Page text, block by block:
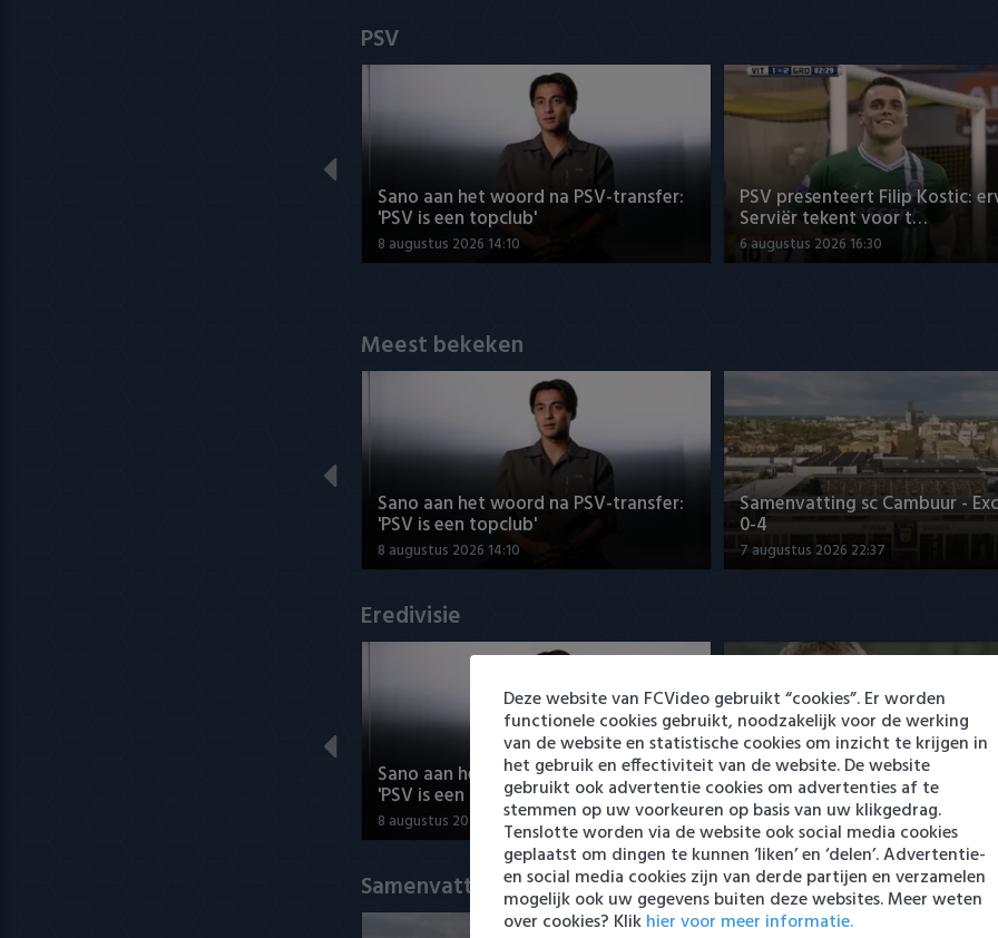
PSV
Sano aan het woord na PSV-transfer:
'PSV is een topclub'
8 augustus 2026 14:10
PSV presenteert Filip Kostic:
Serviër tekent voor t…
6 augustus 2026 16:30
Meest bekeken
Sano aan het woord na PSV-transfer:
'PSV is een topclub'
8 augustus 2026 14:10
Samenvatting sc Cambuur -
0-4
7 augustus 2026 22:37
Eredivisie
Sano aan het woord na PSV-transfer:
'PSV is een topclub'
8 augustus 2026 14:10
Nabeschouwing Cambuur-
met Plat en Amofa
8 augustus 2026 10:45
Samenvattingen Eredivisie
Deze website van FCVideo gebruikt “cookies”. Er worden
functionele cookies gebruikt, noodzakelijk voor de werking
van de website en statistische cookies om inzicht te krijgen in
het gebruik en effectiviteit van de website. De website
gebruikt ook advertentie cookies om advertenties af te
stemmen op uw voorkeuren op basis van uw klikgedrag.
Tenslotte worden via de website ook social media cookies
geplaatst om dingen te kunnen ‘liken’ en ‘delen’. Advertentie-
en social media cookies zijn van derde partijen en verzamelen
mogelijk ook uw gegevens buiten deze websites. Meer weten
over cookies? Klikhier voor meer informatie.